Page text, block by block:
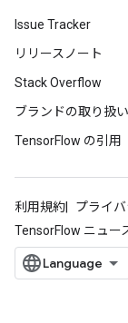
Issue Tracker
リリースノート
Stack Overflow
ブランドの取り扱
TensorFlow の引用
利用規約 プライ
TensorFlow ニュー